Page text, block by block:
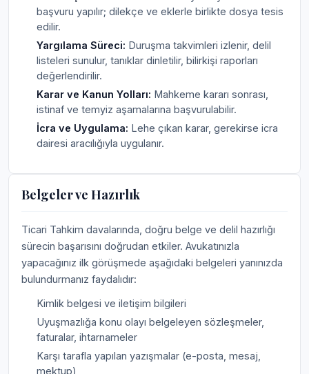
başvuru yapılır; dilekçe ve eklerle birlikte dosya tesis
edilir.
Yargılama Süreci: Duruşma takvimleri izlenir, delil
listeleri sunulur, tanıklar dinletilir, bilirkişi raporları
değerlendirilir.
Karar ve Kanun Yolları: Mahkeme kararı sonrası,
istinaf ve temyiz aşamalarına başvurulabilir.
İcra ve Uygulama: Lehe çıkan karar, gerekirse icra
dairesi aracılığıyla uygulanır.
Belgeler ve Hazırlık
Ticari Tahkim davalarında, doğru belge ve delil hazırlığı
sürecin başarısını doğrudan etkiler. Avukatınızla
yapacağınız ilk görüşmede aşağıdaki belgeleri yanınızda
bulundurmanız faydalıdır:
Kimlik belgesi ve iletişim bilgileri
Uyuşmazlığa konu olayı belgeleyen sözleşmeler,
faturalar, ihtarnameler
Karşı tarafla yapılan yazışmalar (e-posta, mesaj,
mektup)